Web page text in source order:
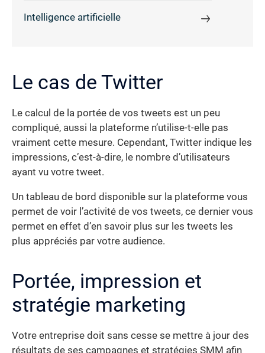
Intelligence artificielle
Le cas de Twitter
Le calcul de la portée de vos tweets est un peu
compliqué, aussi la plateforme n’utilise-t-elle pas
vraiment cette mesure. Cependant, Twitter indique les
impressions, c’est-à-dire, le nombre d’utilisateurs
ayant vu votre tweet.
Un tableau de bord disponible sur la plateforme vous
permet de voir l’activité de vos tweets, ce dernier vous
permet en effet d’en savoir plus sur les tweets les
plus appréciés par votre audience.
Portée, impression et
stratégie marketing
Votre entreprise doit sans cesse se mettre à jour des
résultats de ses campagnes et stratégies SMM afin